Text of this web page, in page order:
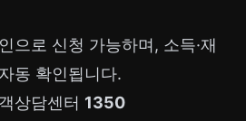
으로 신청 가능하며, 소득·재
동 확인됩니다.
상담센터 1350